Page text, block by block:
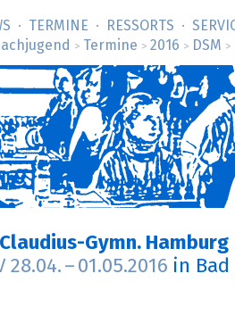
TERMINE RESSORTS
> Termine > 2016 > DSM >
Gymn. Hamburg
28.04. – 01.05.2016 in